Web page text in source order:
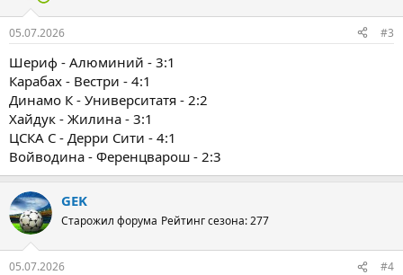
05.07.2026 #3
Шериф - Алюминий - 3:1
Карабах - Вестри - 4:1
Динамо К - Университатя - 2:2
Хайдук - Жилина - 3:1
ЦСКА С - Дерри Сити - 4:1
Войводина - Ференцварош - 2:3
GEK
Старожил форума Рейтинг сезона: 277
05.07.2026 #4